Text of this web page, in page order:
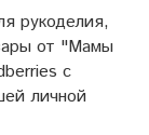
рукоделия,
от "Мамы
с
личной